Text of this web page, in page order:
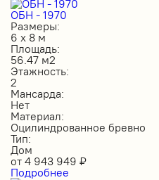
ОБН - 1970
Размеры:
6 х 8 м
Площадь:
56.47 м2
Этажность:
2
Мансарда:
Нет
Материал:
Оцилиндрованное бревно
Тип:
Дом
от 4 943 949 ₽
Подробнее